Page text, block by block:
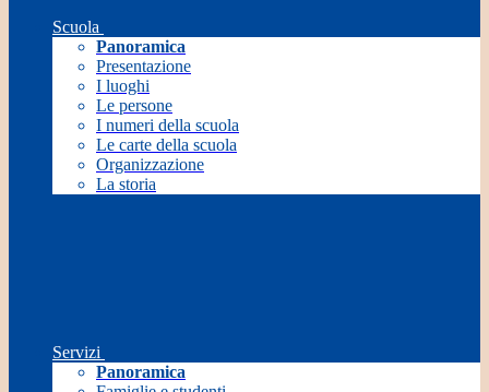
Scuola
Panoramica
Presentazione
I luoghi
Le persone
I numeri della scuola
Le carte della scuola
Organizzazione
La storia
Servizi
Panoramica